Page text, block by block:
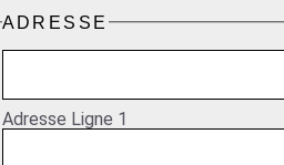
ADRESSE
Adresse Ligne 1